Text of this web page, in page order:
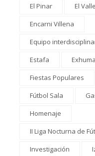
El Pinar
El Valle
Encarni Villena
Equipo
Estafa
Fiestas Populares
Fútbol Sala
Homenaje
II Liga Nocturna de
Investigación